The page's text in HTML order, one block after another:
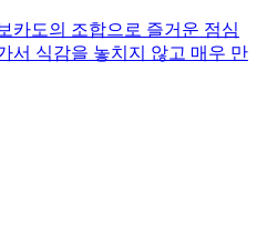
카도의 조합으로 즐거운 점심
서 식감을 놓치지 않고 매우 만